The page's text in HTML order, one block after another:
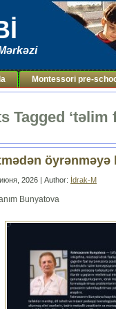
Montessori pre-
Tagged ‘təlim
öyrənməyə
2026 | Author: İdrak-M
Bunyatova